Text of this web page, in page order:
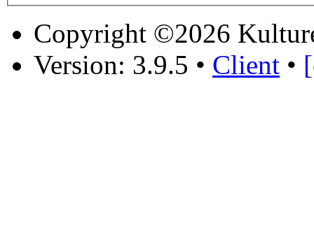
Copyright ©2026
Version: 3.9.5 • Client •